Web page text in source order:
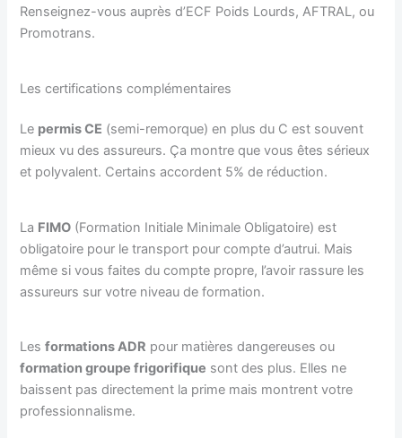
Renseignez-vous auprès d’ECF Poids Lourds, AFTRAL, ou
Promotrans.
Les certifications complémentaires
Le permis CE (semi-remorque) en plus du C est souvent
mieux vu des assureurs. Ça montre que vous êtes sérieux
et polyvalent. Certains accordent 5% de réduction.
La FIMO (Formation Initiale Minimale Obligatoire) est
obligatoire pour le transport pour compte d’autrui. Mais
même si vous faites du compte propre, l’avoir rassure les
assureurs sur votre niveau de formation.
Lesformations ADR pour matières dangereuses ou
formation groupe frigorifique sont des plus. Elles ne
baissent pas directement la prime mais montrent votre
professionnalisme.